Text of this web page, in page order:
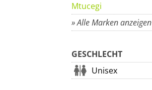
Mtucegi
» Alle Marken anzeigen
GESCHLECHT
Unisex